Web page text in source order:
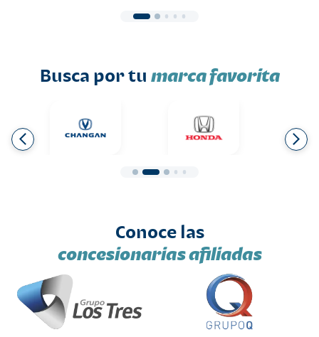
Busca por tu marca favorita
Conoce las
concesionarias afiliadas